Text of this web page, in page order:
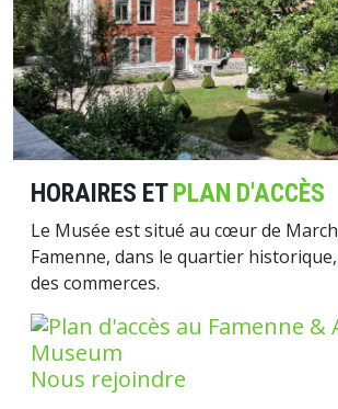
HORAIRES ETPLAN D'ACCÈS
Le Musée est situé au cœur de
Famenne, dans le quartier
des commerces.
Nous rejoindre